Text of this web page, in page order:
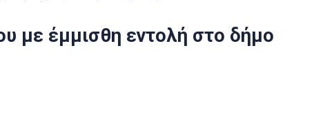
με έμμισθη εντολή στο δήμο